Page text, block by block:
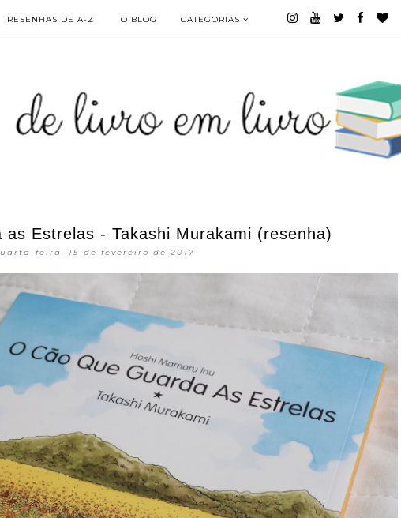
RESENHAS DE A-Z O BLOG CATEGORIAS
as Estrelas - Takashi Murakami (resenha)
feira, 15 de fevereiro de 2017